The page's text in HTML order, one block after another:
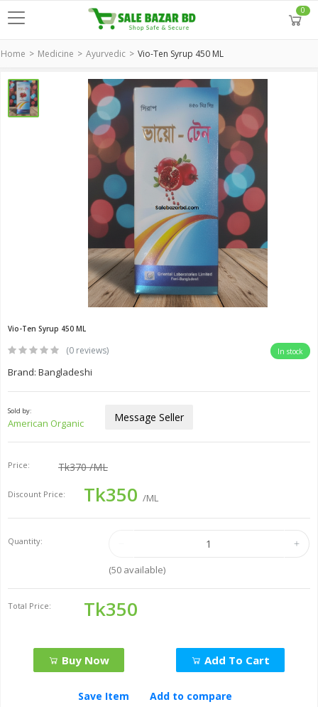
0
Home Medicine Ayurvedic Vio-Ten Syrup 450 ML
Vio-Ten Syrup 450 ML
(0 reviews) In stock
Brand: Bangladeshi
Sold by:
American Organic Message Seller
Price: Tk370/ML
Discount Price: Tk350 /ML
Quantity:
(50available)
Total Price: Tk350
Buy Now Add To Cart
Save Item Add to compare